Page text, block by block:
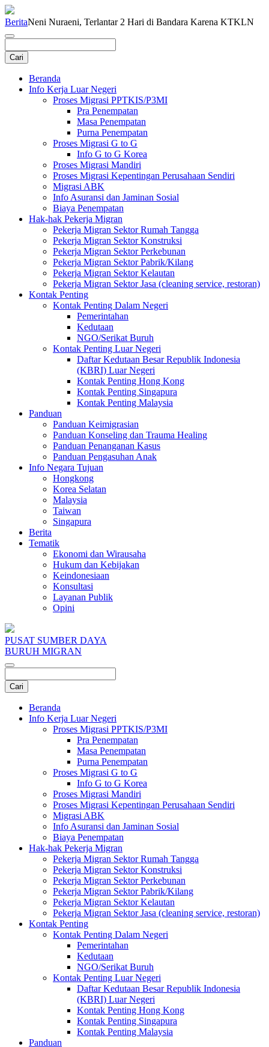
BeritaNeni Nuraeni, Terlantar 2 Hari di Bandara Karena KTKLN
Beranda
Info Kerja Luar Negeri
Proses Migrasi PPTKIS/P3MI
Pra Penempatan
Masa Penempatan
Purna Penempatan
Proses Migrasi G to G
Info G to G Korea
Proses Migrasi Mandiri
Proses Migrasi Kepentingan Perusahaan Sendiri
Migrasi ABK
Info Asuransi dan Jaminan Sosial
Biaya Penempatan
Hak-hak Pekerja Migran
Pekerja Migran Sektor Rumah Tangga
Pekerja Migran Sektor Konstruksi
Pekerja Migran Sektor Perkebunan
Pekerja Migran Sektor Pabrik/Kilang
Pekerja Migran Sektor Kelautan
Pekerja Migran Sektor Jasa (cleaning service, restoran)
Kontak Penting
Kontak Penting Dalam Negeri
Pemerintahan
Kedutaan
NGO/Serikat Buruh
Kontak Penting Luar Negeri
Daftar Kedutaan Besar Republik Indonesia
(KBRI) Luar Negeri
Kontak Penting Hong Kong
Kontak Penting Singapura
Kontak Penting Malaysia
Panduan
Panduan Keimigrasian
Panduan Konseling dan Trauma Healing
Panduan Penanganan Kasus
Panduan Pengasuhan Anak
Info Negara Tujuan
Hongkong
Korea Selatan
Malaysia
Taiwan
Singapura
Berita
Tematik
Ekonomi dan Wirausaha
Hukum dan Kebijakan
Keindonesiaan
Konsultasi
Layanan Publik
Opini
PUSAT SUMBER DAYA
BURUH MIGRAN
Beranda
Info Kerja Luar Negeri
Proses Migrasi PPTKIS/P3MI
Pra Penempatan
Masa Penempatan
Purna Penempatan
Proses Migrasi G to G
Info G to G Korea
Proses Migrasi Mandiri
Proses Migrasi Kepentingan Perusahaan Sendiri
Migrasi ABK
Info Asuransi dan Jaminan Sosial
Biaya Penempatan
Hak-hak Pekerja Migran
Pekerja Migran Sektor Rumah Tangga
Pekerja Migran Sektor Konstruksi
Pekerja Migran Sektor Perkebunan
Pekerja Migran Sektor Pabrik/Kilang
Pekerja Migran Sektor Kelautan
Pekerja Migran Sektor Jasa (cleaning service, restoran)
Kontak Penting
Kontak Penting Dalam Negeri
Pemerintahan
Kedutaan
NGO/Serikat Buruh
Kontak Penting Luar Negeri
Daftar Kedutaan Besar Republik Indonesia
(KBRI) Luar Negeri
Kontak Penting Hong Kong
Kontak Penting Singapura
Kontak Penting Malaysia
Panduan